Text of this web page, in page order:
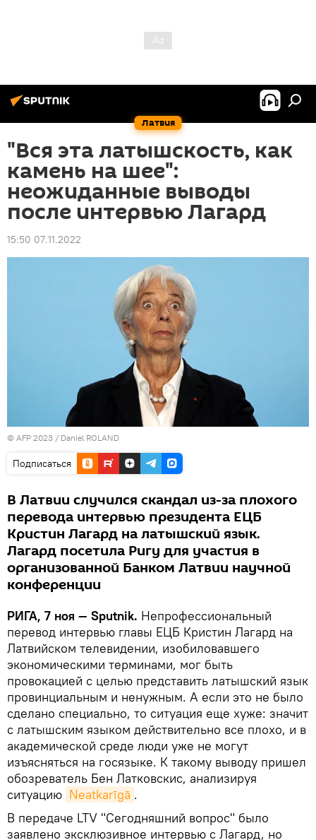
Латвия
"Вся эта латышскость, как
камень на шее":
неожиданные выводы
после интервью Лагард
15:50 07.11.2022
© AFP 2023 / Daniel ROLAND
Подписаться
В Латвии случился скандал из-за плохого
перевода интервью президента ЕЦБ
Кристин Лагард на латышский язык.
Лагард посетила Ригу для участия в
организованной Банком Латвии научной
конференции
РИГА, 7 ноя — Sputnik. Непрофессиональный
перевод интервью главы ЕЦБ Кристин Лагард на
Латвийском телевидении, изобиловавшего
экономическими терминами, мог быть
провокацией с целью представить латышский язык
провинциальным и ненужным. А если это не было
сделано специально, то ситуация еще хуже: значит
с латышским языком действительно все плохо, и в
академической среде люди уже не могут
изъясняться на госязыке. К такому выводу пришел
обозреватель Бен Латковскис, анализируя
ситуацию Neatkarīgā .
В передаче LTV "Сегодняшний вопрос" было
заявлено эксклюзивное интервью с Лагард, но